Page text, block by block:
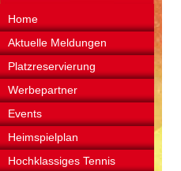
Home
Aktuelle Meldungen
Platzreservierung
Werbepartner
Events
Heimspielplan
Hochklassiges Tennis